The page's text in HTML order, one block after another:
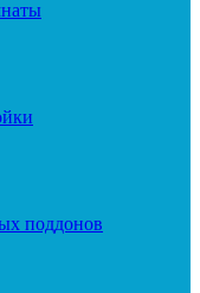
поддонов